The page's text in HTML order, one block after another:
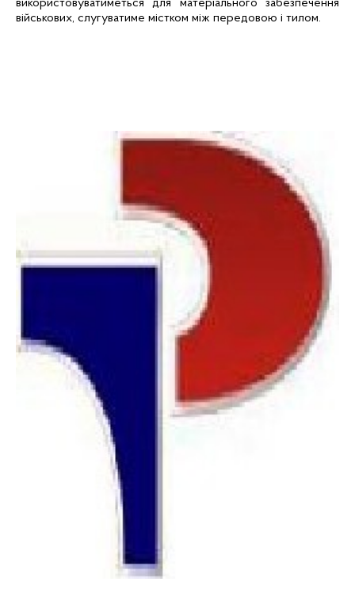
використовуватиметься для матеріального забезпечення
військових, слугуватиме містком між передовою і тилом.